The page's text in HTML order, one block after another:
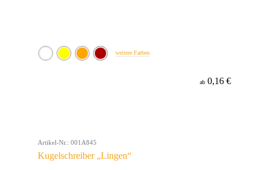
weitere Farben
ab 0,16 €
Artikel-Nr.: 001A845
Kugelschreiber „Lingen“